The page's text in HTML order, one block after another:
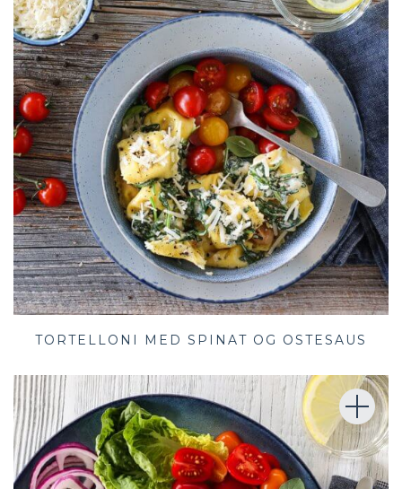
TORTELLONI MED SPINAT OG OSTESAUS